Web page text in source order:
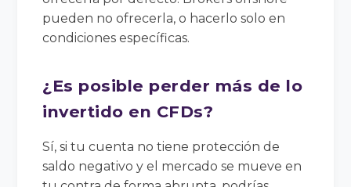
pueden no ofrecerla, o hacerlo solo en
condiciones específicas.
¿Es posible perder más de lo
invertido en CFDs?
Sí, si tu cuenta no tiene protección de
saldo negativo y el mercado se mueve en